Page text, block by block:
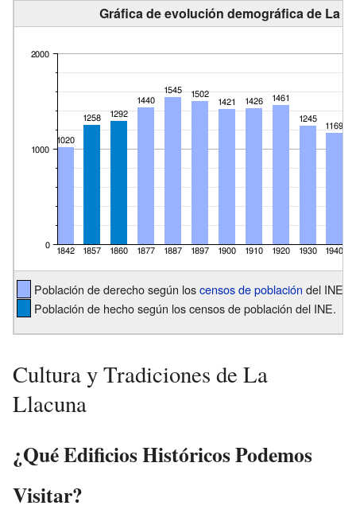
Gráfica de evolución demográfica de La
Población de derecho según loscensos de población del INE.
Población de hecho según los censos de población del INE.
Cultura y Tradiciones de La
Llacuna
¿Qué Edificios Históricos Podemos
Visitar?